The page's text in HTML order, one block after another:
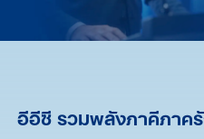
อีอีซี รวมพลังภาคีภาค